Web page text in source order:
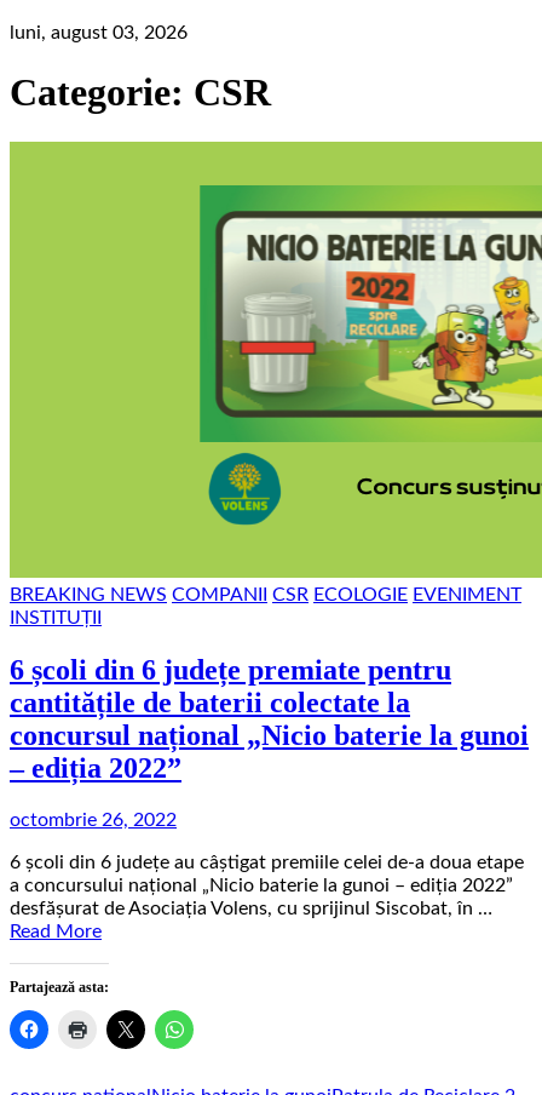
luni, august 03, 2026
Categorie: CSR
BREAKING NEWS COMPANII CSR ECOLOGIE EVENIMENT
INSTITUȚII
6 școli din 6 județe premiate pentru
cantitățile de baterii colectate la
concursul național „Nicio baterie la gunoi
– ediția 2022”
octombrie 26, 2022
6 școli din 6 județe au câștigat premiile celei de-a doua etape
a concursului național „Nicio baterie la gunoi – ediția 2022”
desfășurat de Asociația Volens, cu sprijinul Siscobat, în …
Read More
Partajează asta: